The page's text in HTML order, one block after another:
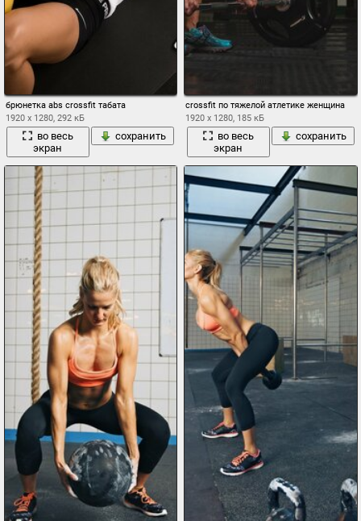
брюнетка abs crossfit табата
1920 x 1280, 292 кБ
во весь
экран
сохранить
crossfit по тяжелой атлетике женщина
1920 x 1280, 185 кБ
во весь
экран
сохранить